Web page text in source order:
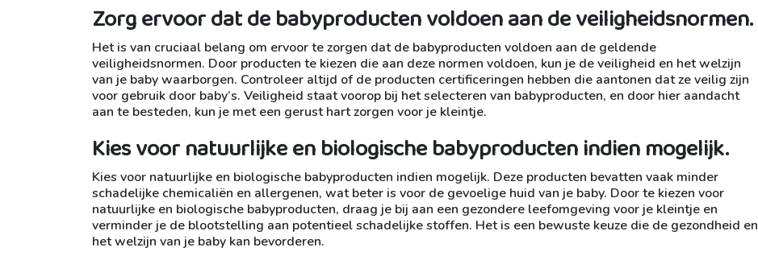
Zorg ervoor dat de babyproducten voldoen aan de veiligheidsnormen.
Het is van cruciaal belang om ervoor te zorgen dat de babyproducten voldoen aan de geldende
veiligheidsnormen. Door producten te kiezen die aan deze normen voldoen, kun je de veiligheid en het welzijn
van je baby waarborgen. Controleer altijd of de producten certificeringen hebben die aantonen dat ze veilig zijn
voor gebruik door baby’s. Veiligheid staat voorop bij het selecteren van babyproducten, en door hier aandacht
aan te besteden, kun je met een gerust hart zorgen voor je kleintje.
Kies voor natuurlijke en biologische babyproducten indien mogelijk.
Kies voor natuurlijke en biologische babyproducten indien mogelijk. Deze producten bevatten vaak minder
schadelijke chemicaliën en allergenen, wat beter is voor de gevoelige huid van je baby. Door te kiezen voor
natuurlijke en biologische babyproducten, draag je bij aan een gezondere leefomgeving voor je kleintje en
verminder je de blootstelling aan potentieel schadelijke stoffen. Het is een bewuste keuze die de gezondheid en
het welzijn van je baby kan bevorderen.